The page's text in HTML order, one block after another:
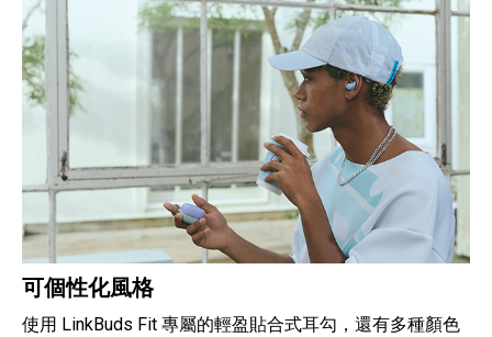
可個性化風格
使用 LinkBuds Fit 專屬的輕盈貼合式耳勾，還有多種顏色